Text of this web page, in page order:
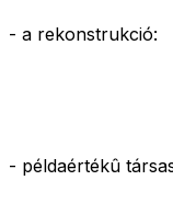
- a rekonstrukció:
- példaértékû